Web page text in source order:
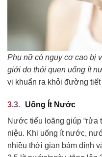
Phụ nữ có nguy cơ cao bị
giới do thói quen uống ít
vi khuẩn ra khỏi đường tiết
Uống Ít Nước
Nước tiểu loãng giúp “rửa
niệu. Khi uống ít nước,
nhiều thời gian bám dính